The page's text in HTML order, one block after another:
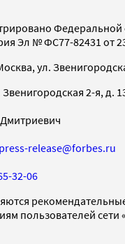
Эл № ФС77-82431 от
ул.
2-я, д.
press-release@forbes.ru
32-06
пользователей